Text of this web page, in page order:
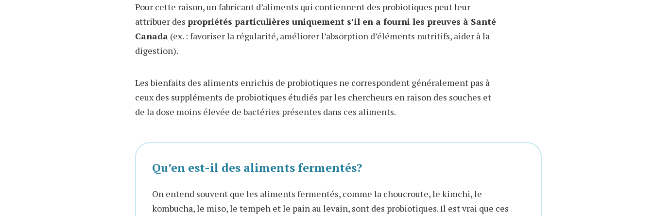
Pour cette raison, un fabricant d’aliments qui contiennent des probiotiques peut leur
attribuer des propriétés particulières uniquement s’il en a fourni les preuves à Santé
Canada (ex. : favoriser la régularité, améliorer l’absorption d’éléments nutritifs, aider à la
digestion).
Les bienfaits des aliments enrichis de probiotiques ne correspondent généralement pas à
ceux des suppléments de probiotiques étudiés par les chercheurs en raison des souches et
de la dose moins élevée de bactéries présentes dans ces aliments.
Qu’en est-il des aliments fermentés?
On entend souvent que les aliments fermentés, comme la choucroute, le kimchi, le
kombucha, le miso, le tempeh et le pain au levain, sont des probiotiques. Il est vrai que ces